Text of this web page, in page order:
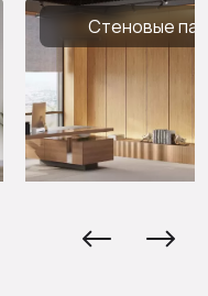
Стеновые